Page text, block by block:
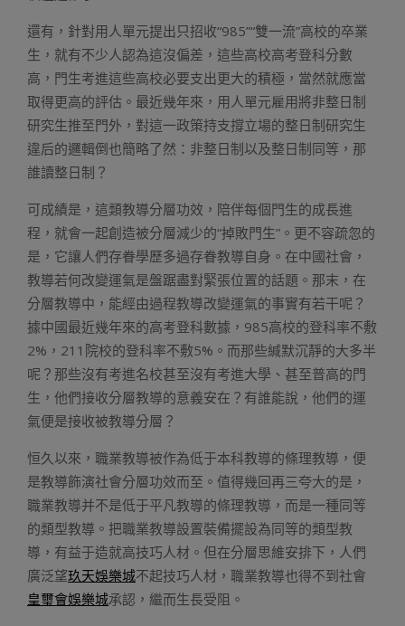
還有，針對用人單元提出只招收“985”“雙一流”高校的卒業
生，就有不少人認為這沒偏差，這些高校高考登科分數
高，門生考進這些高校必要支出更大的積極，當然就應當
取得更高的評估。最近幾年來，用人單元雇用將非整日制
研究生推至門外，對這一政策持支撐立場的整日制研究生
違后的邏輯倒也簡略了然：非整日制以及整日制同等，那
誰讀整日制？
可成績是，這類教導分層功效，陪伴每個門生的成長進
程，就會一起創造被分層減少的“掉敗門生”。更不容疏忽的
是，它讓人們存眷學歷多過存眷教導自身。在中國社會，
教導若何改變運氣是盤踞盡對緊張位置的話題。那末，在
分層教導中，能經由過程教導改變運氣的事實有若干呢？
據中國最近幾年來的高考登科數據，985高校的登科率不敷
2%，211院校的登科率不敷5%。而那些緘默沉靜的大多半
呢？那些沒有考進名校甚至沒有考進大學、甚至普高的門
生，他們接收分層教導的意義安在？有誰能說，他們的運
氣便是接收被教導分層？
恒久以來，職業教導被作為低于本科教導的條理教導，便
是教導飾演社會分層功效而至。值得幾回再三夸大的是，
職業教導并不是低于平凡教導的條理教導，而是一種同等
的類型教導。把職業教導設置裝備擺設為同等的類型教
導，有益于造就高技巧人材。但在分層思維安排下，人們
廣泛望玖天娛樂城不起技巧人材，職業教導也得不到社會
皇璽會娛樂城承認，繼而生長受阻。